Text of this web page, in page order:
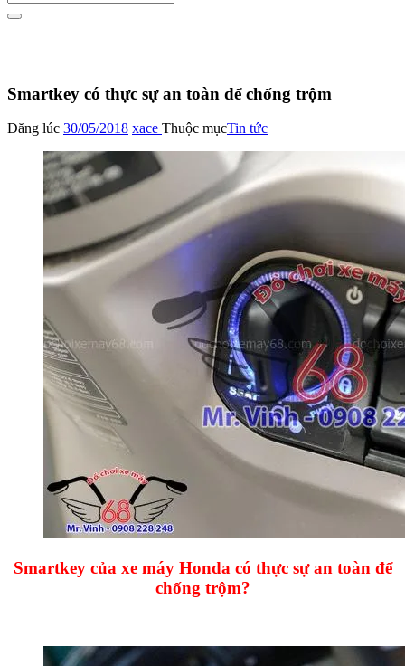
Smartkey có thực sự an toàn để chống trộm
Đăng lúc 30/05/2018 xace Thuộc mụcTin tức
Smartkey của xe máy Honda có thực sự an toàn để
chống trộm?